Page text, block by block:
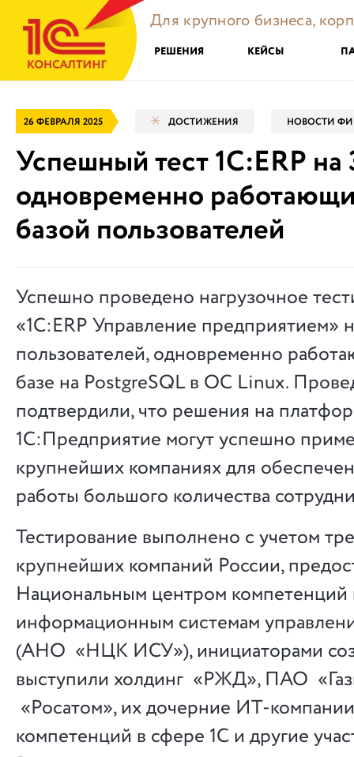
Для крупного бизнеса,
РЕШЕНИЯ КЕЙСЫ
26 ФЕВРАЛЯ 2025 ДОСТИЖЕНИЯ НОВОСТИ
Успешный тест 1С:ERP на
одновременно
базой пользователей
Успешно проведено нагрузочное
«1С:ERP Управление предприятием»
пользователей, одновременно
базе на PostgreSQL в ОС Linux.
подтвердили, что решения на
1С:Предприятие могут успешно
крупнейших компаниях для
работы большого количества
Тестирование выполнено с учетом
крупнейших компаний России,
Национальным центром компетенций
информационным системам
(АНО «НЦК ИСУ»), инициаторами
выступили холдинг «РЖД», ПАО
«Росатом», их дочерние ИТ-
компетенций в сфере 1С и другие